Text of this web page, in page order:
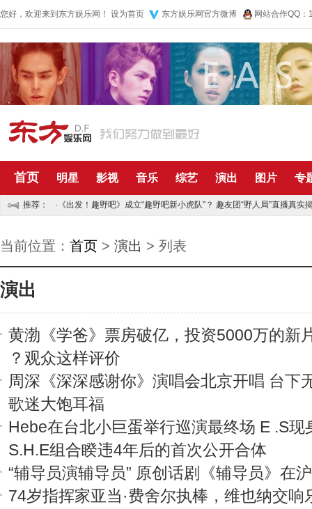
您好，欢迎来到东方娱乐网！ 设为首页 东方娱乐网官方微博 网站合作QQ
首页 明星 影视 音乐 综艺 演出 图片 专
推荐： · 《出发！趣野吧》成立“趣野吧新小虎队”？ 趣友团“野人局”直播真实
当前位置： 首页 > 演出 > 列表
演出
黄渤《学爸》票房破亿，投资5000万的新
？观众这样评价
周深《深深感谢你》演唱会北京开唱 台下
歌迷大饱耳福
Hebe在台北小巨蛋举行巡演最终场 E .S现
S.H.E组合睽违4年后的首次公开合体
“辅导员演辅导员” 原创话剧《辅导员》在
74岁指挥家亚当·费舍尔执棒，维也纳交响